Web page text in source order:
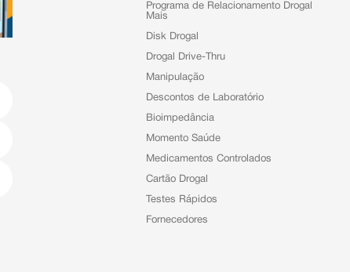
Programa de Relacionamento Drogal
Mais
Disk Drogal
Drogal Drive-Thru
Manipulação
Descontos de Laboratório
Bioimpedância
Momento Saúde
Medicamentos Controlados
Cartão Drogal
Testes Rápidos
Fornecedores